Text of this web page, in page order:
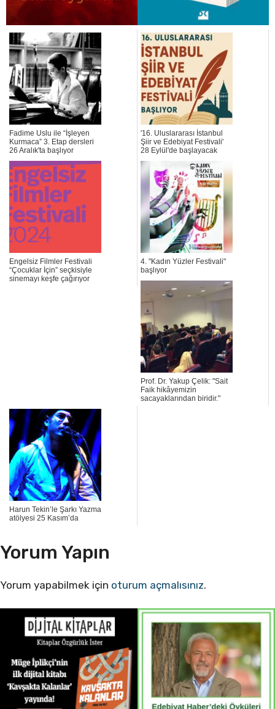
Fadime Uslu ile “İşleyen
Kurmaca” 3. Etap dersleri
26 Aralık'ta başlıyor
'16. Uluslararası İstanbul
Şiir ve Edebiyat Festivali'
28 Eylül'de başlayacak
Engelsiz Filmler Festivali
“Çocuklar İçin” seçkisiyle
sinemayı keşfe çağırıyor
4. "Kadın Yüzler Festivali"
başlıyor
Prof. Dr. Yakup Çelik: "Sait
Faik hikâyemizin
sacayaklarından biridir."
Harun Tekin’le Şarkı Yazma
atölyesi 25 Kasım’da
Yorum Yapın
Yorum yapabilmek için oturum açmalısınız.